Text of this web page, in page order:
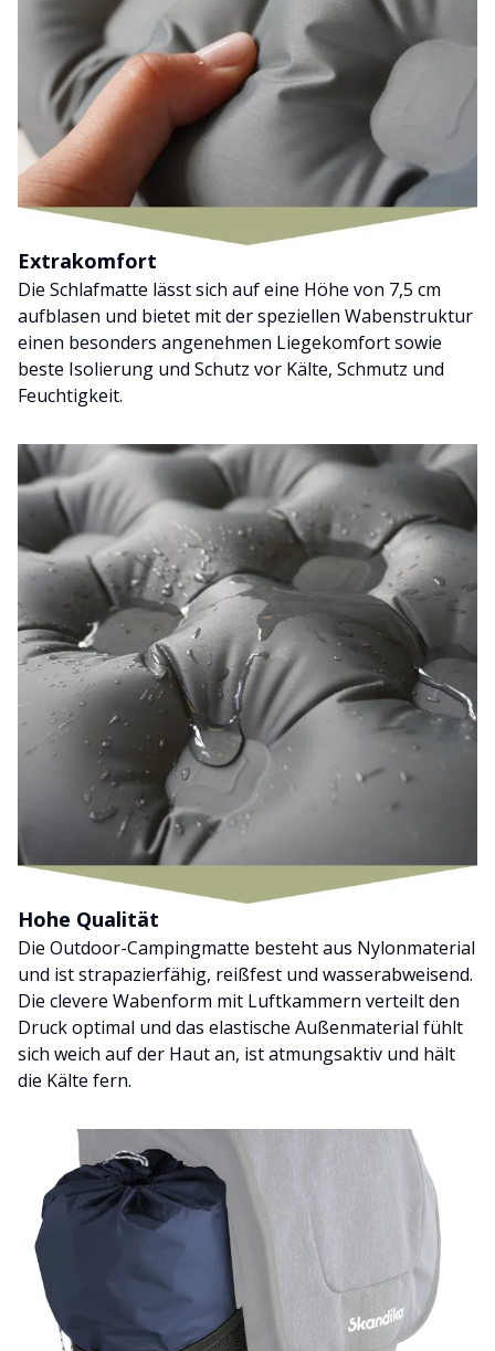
Extrakomfort
Die Schlafmatte lässt sich auf eine Höhe von 7,5 cm
aufblasen und bietet mit der speziellen Wabenstruktur
einen besonders angenehmen Liegekomfort sowie
beste Isolierung und Schutz vor Kälte, Schmutz und
Feuchtigkeit.
Hohe Qualität
Die Outdoor-Campingmatte besteht aus Nylonmaterial
und ist strapazierfähig, reißfest und wasserabweisend.
Die clevere Wabenform mit Luftkammern verteilt den
Druck optimal und das elastische Außenmaterial fühlt
sich weich auf der Haut an, ist atmungsaktiv und hält
die Kälte fern.